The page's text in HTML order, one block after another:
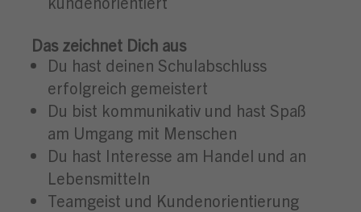
Das zeichnet Dich aus
Du hast deinen Schulabschluss
erfolgreich gemeistert
Du bist kommunikativ und hast Spaß
am Umgang mit Menschen
Du hast Interesse am Handel und an
Lebensmitteln
Teamgeist und Kundenorientierung